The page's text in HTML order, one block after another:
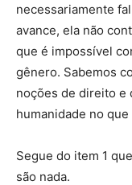
necessariamente
avance, ela não
que é impossível
gênero. Sabemos
noções de direito e
humanidade no
Segue do item 1
são nada.